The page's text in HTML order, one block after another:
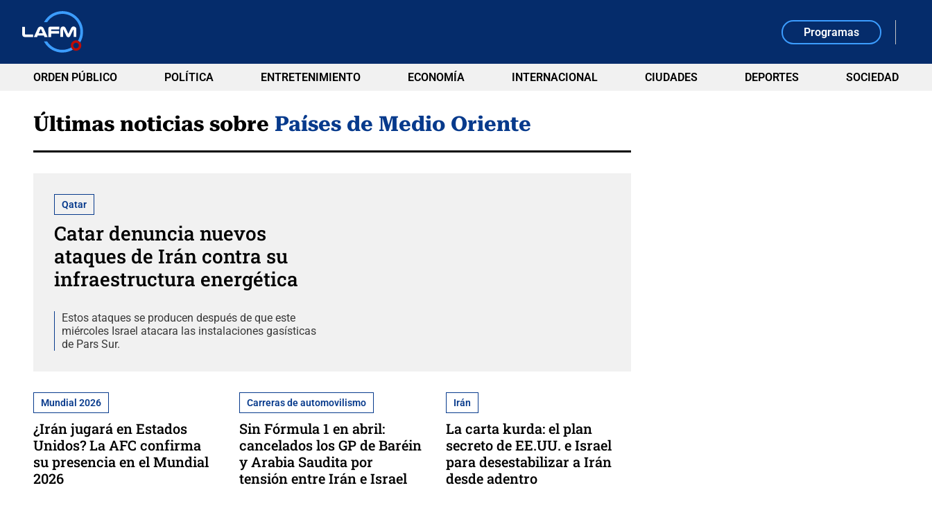
Programas
ORDEN PÚBLICO POLÍTICA ENTRETENIMIENTO ECONOMÍA INTERNACIONAL CIUDADES DEPORTES SOCIEDAD
Últimas noticias sobre Países de Medio Oriente
Qatar
Catar denuncia nuevos
ataques de Irán contra su
infraestructura energética
Estos ataques se producen después de que este
miércoles Israel atacara las instalaciones gasísticas
de Pars Sur.
Mundial 2026
¿Irán jugará en Estados
Unidos? La AFC confirma
su presencia en el Mundial
2026
Carreras de automovilismo
⁠Sin Fórmula 1 en abril:
cancelados los GP de Baréin
y Arabia Saudita por
tensión entre Irán e Israel
Irán
La carta kurda: el plan
secreto de EE.UU. e Israel
para desestabilizar a Irán
desde adentro